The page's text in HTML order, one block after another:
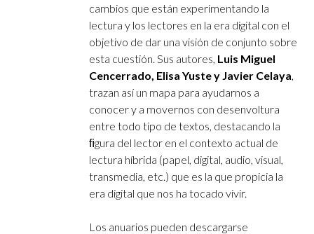
cambios que están experimentando la
lectura y los lectores en la era digital con el
objetivo de dar una visión de conjunto sobre
esta cuestión. Sus autores, Luis Miguel
Cencerrado, Elisa Yuste y Javier Celaya,
trazan así un mapa para ayudarnos a
conocer y a movernos con desenvoltura
entre todo tipo de textos, destacando la
ﬁgura del lector en el contexto actual de
lectura híbrida (papel, digital, audio, visual,
transmedia, etc.) que es la que propicia la
era digital que nos ha tocado vivir.
Los anuarios pueden descargarse